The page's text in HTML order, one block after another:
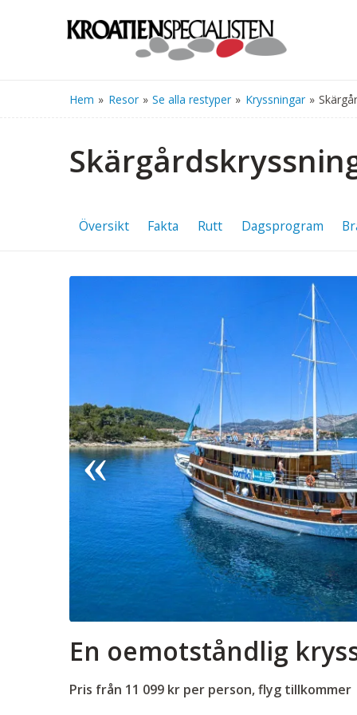
Hem » Resor » Se alla restyper » Kryssningar »
Översikt Fakta Rutt Dagsprogram
En oemotståndlig
Pris från 11 099 kr per person, flyg tillkommer